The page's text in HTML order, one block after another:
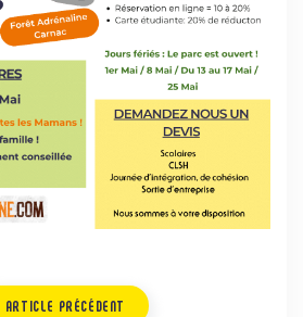
ARTICLE PRÉCÉDENT